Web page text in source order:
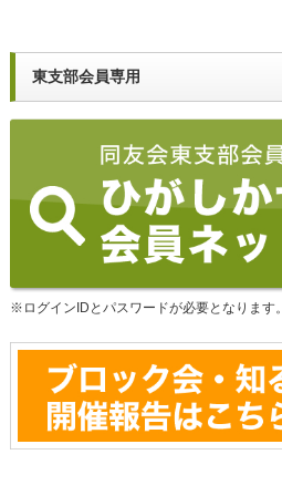
東支部会員専用
※ログインIDとパスワードが必要となります。